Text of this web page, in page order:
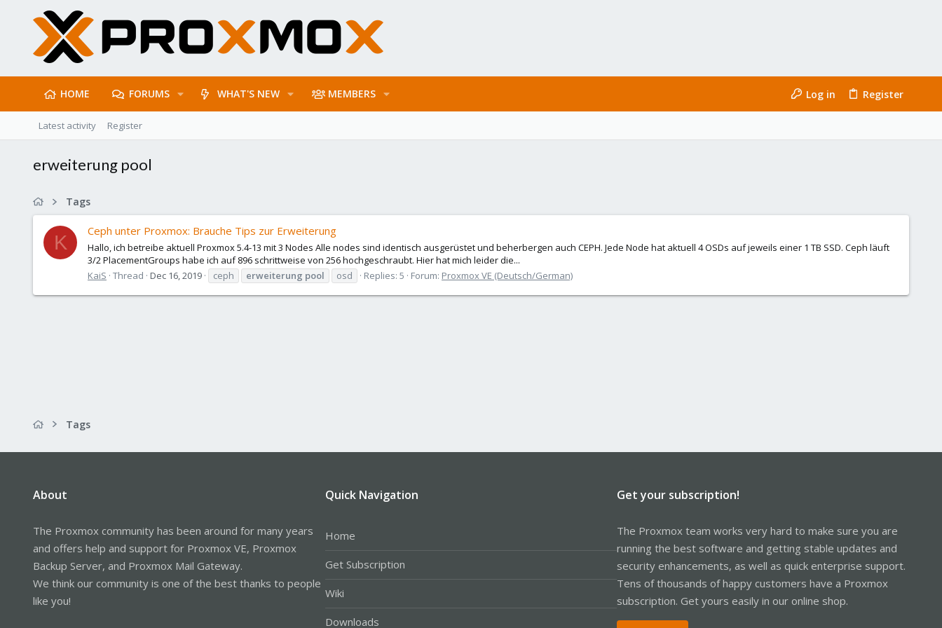
HOME FORUMS WHAT'S NEW MEMBERS Log in Register
Latest activity Register
erweiterung pool
Tags
K
Ceph unter Proxmox: Brauche Tips zur Erweiterung
Hallo, ich betreibe aktuell Proxmox 5.4-13 mit 3 Nodes Alle nodes sind identisch ausgerüstet und beherbergen auch CEPH. Jede Node hat aktuell 4 OSDs auf jeweils einer 1 TB SSD. Ceph läuft
3/2 PlacementGroups habe ich auf 896 schrittweise von 256 hochgeschraubt. Hier hat mich leider die...
KaiS Thread Dec 16, 2019 ceph erweiterung pool osd Replies: 5 Forum: Proxmox VE (Deutsch/German)
Tags
About
The Proxmox community has been around for many years
and offers help and support for Proxmox VE, Proxmox
Backup Server, and Proxmox Mail Gateway.
We think our community is one of the best thanks to people
like you!
Quick Navigation
Home
Get Subscription
Wiki
Downloads
Get your subscription!
The Proxmox team works very hard to make sure you are
running the best software and getting stable updates and
security enhancements, as well as quick enterprise support.
Tens of thousands of happy customers have a Proxmox
subscription. Get yours easily in our online shop.